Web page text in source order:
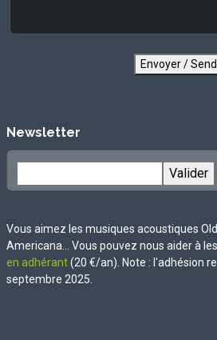
Envoyer / Send
Newsletter
Vous aimez les musiques acoustiques
Americana... Vous pouvez nous aider à
en adhérant(20 €/an). Note : l'adhésion
septembre 2025.